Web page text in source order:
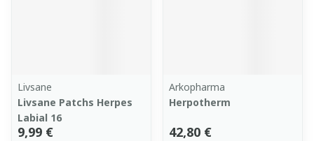
Livsane
Livsane Patchs Herpes
Labial 16
9,99 €
Arkopharma
Herpotherm
42,80 €